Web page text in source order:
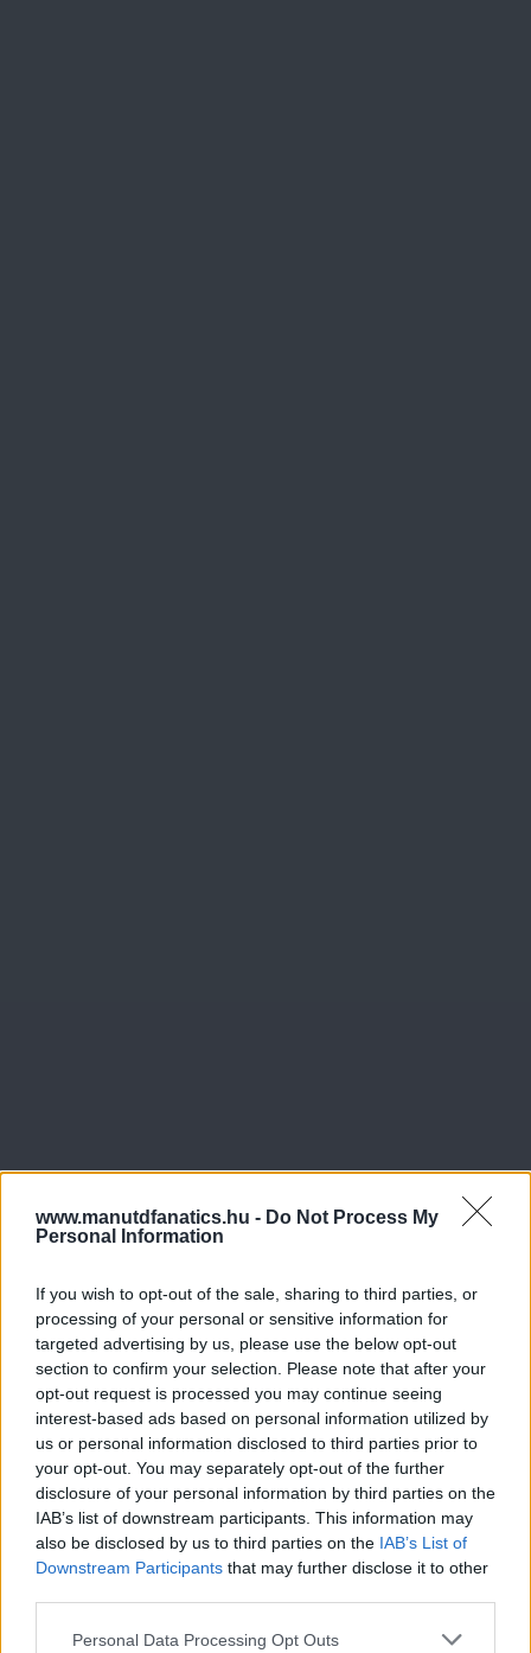
www.manutdfanatics.hu - Do Not Process My
Personal Information
If you wish to opt-out of the sale, sharing to third parties, or
processing of your personal or sensitive information for
targeted advertising by us, please use the below opt-out
section to confirm your selection. Please note that after your
opt-out request is processed you may continue seeing
interest-based ads based on personal information utilized by
us or personal information disclosed to third parties prior to
your opt-out. You may separately opt-out of the further
disclosure of your personal information by third parties on the
IAB’s list of downstream participants. This information may
also be disclosed by us to third parties on the IAB’s List of
Downstream Participants that may further disclose it to other
Please note that this website/app uses one or more Google
Personal Data Processing Opt Outs